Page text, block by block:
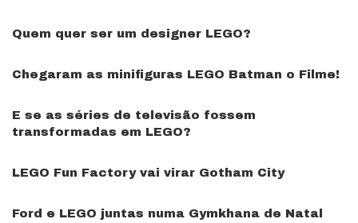
Quem quer ser um designer LEGO?
Chegaram as minifiguras LEGO Batman o Filme!
E se as séries de televisão fossem
transformadas em LEGO?
LEGO Fun Factory vai virar Gotham City
Ford e LEGO juntas numa Gymkhana de Natal